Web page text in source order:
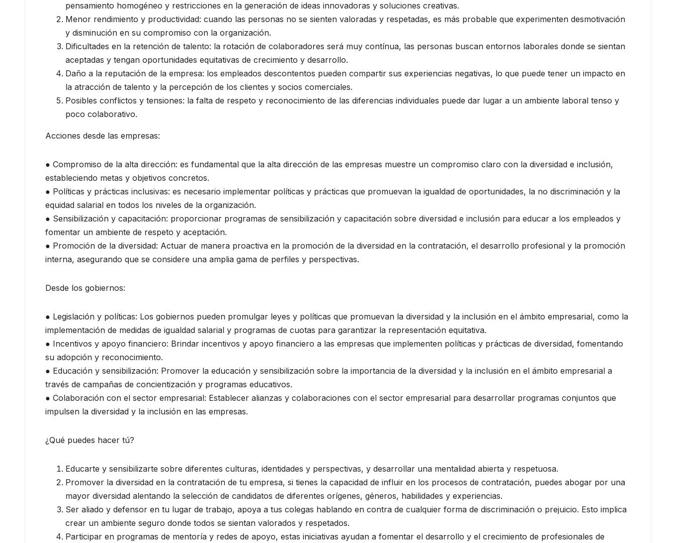
pensamiento homogéneo y restricciones en la generación de ideas innovadoras y soluciones creativas.
Menor rendimiento y productividad: cuando las personas no se sienten valoradas y respetadas, es más probable que experimenten desmotivación
y disminución en su compromiso con la organización.
Dificultades en la retención de talento: la rotación de colaboradores será muy contínua, las personas buscan entornos laborales donde se sientan
aceptadas y tengan oportunidades equitativas de crecimiento y desarrollo.
Daño a la reputación de la empresa: los empleados descontentos pueden compartir sus experiencias negativas, lo que puede tener un impacto en
la atracción de talento y la percepción de los clientes y socios comerciales.
Posibles conflictos y tensiones: la falta de respeto y reconocimiento de las diferencias individuales puede dar lugar a un ambiente laboral tenso y
poco colaborativo.
Acciones desde las empresas:
● Compromiso de la alta dirección: es fundamental que la alta dirección de las empresas muestre un compromiso claro con la diversidad e inclusión,
estableciendo metas y objetivos concretos.
● Políticas y prácticas inclusivas: es necesario implementar políticas y prácticas que promuevan la igualdad de oportunidades, la no discriminación y la
equidad salarial en todos los niveles de la organización.
● Sensibilización y capacitación: proporcionar programas de sensibilización y capacitación sobre diversidad e inclusión para educar a los empleados y
fomentar un ambiente de respeto y aceptación.
● Promoción de la diversidad: Actuar de manera proactiva en la promoción de la diversidad en la contratación, el desarrollo profesional y la promoción
interna, asegurando que se considere una amplia gama de perfiles y perspectivas.
Desde los gobiernos:
● Legislación y políticas: Los gobiernos pueden promulgar leyes y políticas que promuevan la diversidad y la inclusión en el ámbito empresarial, como la
implementación de medidas de igualdad salarial y programas de cuotas para garantizar la representación equitativa.
● Incentivos y apoyo financiero: Brindar incentivos y apoyo financiero a las empresas que implementen políticas y prácticas de diversidad, fomentando
su adopción y reconocimiento.
● Educación y sensibilización: Promover la educación y sensibilización sobre la importancia de la diversidad y la inclusión en el ámbito empresarial a
través de campañas de concientización y programas educativos.
● Colaboración con el sector empresarial: Establecer alianzas y colaboraciones con el sector empresarial para desarrollar programas conjuntos que
impulsen la diversidad y la inclusión en las empresas.
¿Qué puedes hacer tú?
Educarte y sensibilizarte sobre diferentes culturas, identidades y perspectivas, y desarrollar una mentalidad abierta y respetuosa.
Promover la diversidad en la contratación de tu empresa, si tienes la capacidad de influir en los procesos de contratación, puedes abogar por una
mayor diversidad alentando la selección de candidatos de diferentes orígenes, géneros, habilidades y experiencias.
Ser aliado y defensor en tu lugar de trabajo, apoya a tus colegas hablando en contra de cualquier forma de discriminación o prejuicio. Esto implica
crear un ambiente seguro donde todos se sientan valorados y respetados.
Participar en programas de mentoría y redes de apoyo, estas iniciativas ayudan a fomentar el desarrollo y el crecimiento de profesionales de